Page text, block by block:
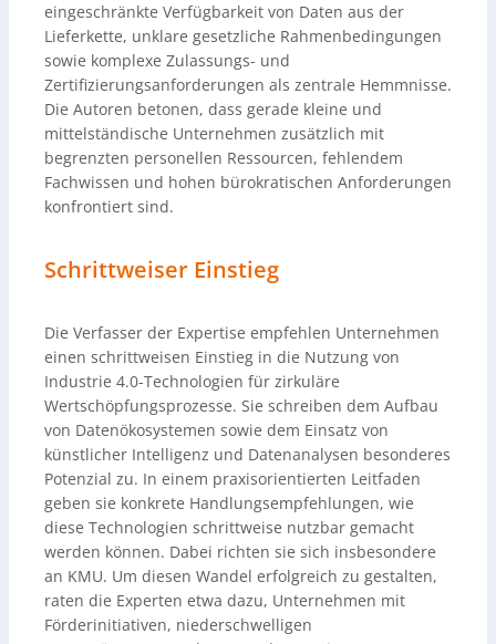
eingeschränkte Verfügbarkeit von Daten aus der
Lieferkette, unklare gesetzliche Rahmenbedingungen
sowie komplexe Zulassungs- und
Zertifizierungsanforderungen als zentrale Hemmnisse.
Die Autoren betonen, dass gerade kleine und
mittelständische Unternehmen zusätzlich mit
begrenzten personellen Ressourcen, fehlendem
Fachwissen und hohen bürokratischen Anforderungen
konfrontiert sind.
Schrittweiser Einstieg
Die Verfasser der Expertise empfehlen Unternehmen
einen schrittweisen Einstieg in die Nutzung von
Industrie 4.0-Technologien für zirkuläre
Wertschöpfungsprozesse. Sie schreiben dem Aufbau
von Datenökosystemen sowie dem Einsatz von
künstlicher Intelligenz und Datenanalysen besonderes
Potenzial zu. In einem praxisorientierten Leitfaden
geben sie konkrete Handlungsempfehlungen, wie
diese Technologien schrittweise nutzbar gemacht
werden können. Dabei richten sie sich insbesondere
an KMU. Um diesen Wandel erfolgreich zu gestalten,
raten die Experten etwa dazu, Unternehmen mit
Förderinitiativen, niederschwelligen